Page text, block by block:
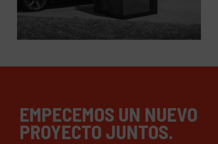
EMPECEMOS UN NUEVO
PROYECTO JUNTOS.